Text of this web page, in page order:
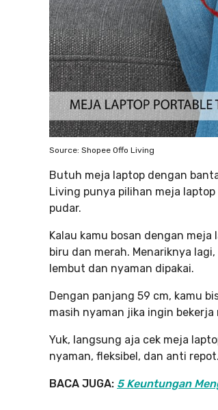
Source: Shopee Offo Living
Butuh meja laptop dengan
Living punya pilihan meja
pudar.
Kalau kamu bosan dengan
biru dan merah. Menariknya
lembut dan nyaman dipakai.
Dengan panjang 59 cm, kamu
masih nyaman jika ingin
Yuk, langsung aja cek meja
nyaman, fleksibel, dan anti repot.
BACA JUGA: 5 Keuntungan